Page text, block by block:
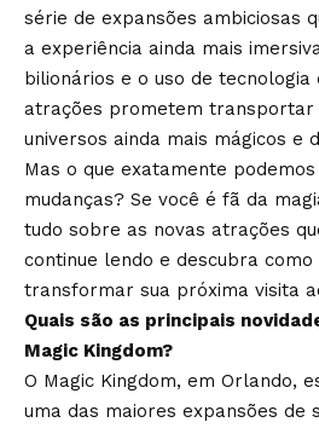
série de expansões ambiciosas
a experiência ainda mais
bilionários e o uso de tecnologia
atrações prometem transportar
universos ainda mais mágicos e
Mas o que exatamente
mudanças? Se você é fã da
tudo sobre as novas atrações
continue lendo e descubra
transformar sua próxima visita
Quais são as principais
Magic Kingdom?
O Magic Kingdom, em Orlando,
uma das maiores expansões de